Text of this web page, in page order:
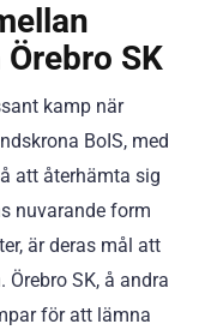
SK
kamp när
BoIS, med
att återhämta sig
nuvarande form
är deras mål att
SK, å andra
för att lämna